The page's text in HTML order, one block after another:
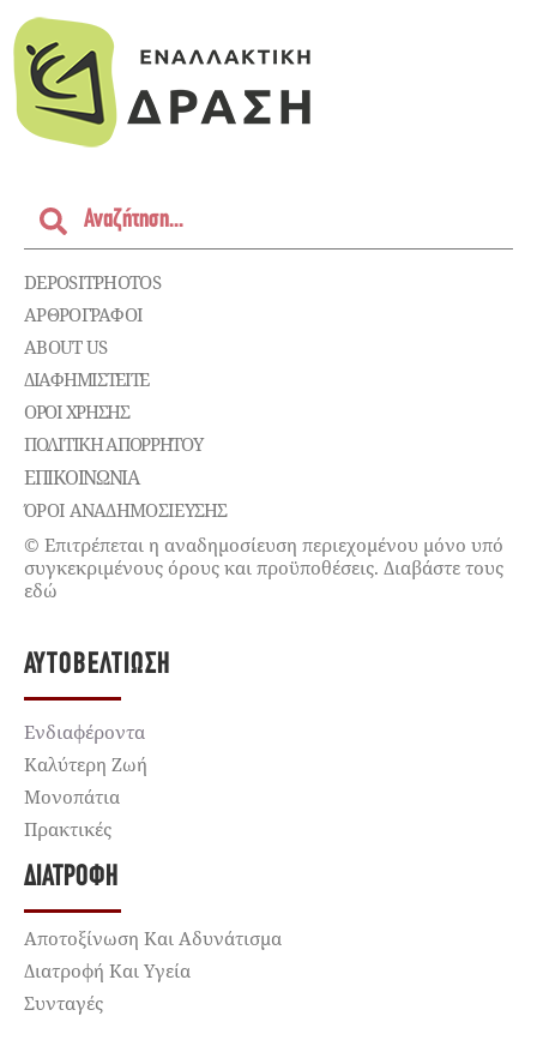
DEPOSITPHOTOS
ΑΡΘΡΟΓΡΑΦΟΙ
ABOUT US
ΔΙΑΦΗΜΙΣΤΕΊΤΕ
ΌΡΟΙ ΧΡΉΣΗΣ
ΠΟΛΙΤΙΚΉ ΑΠΟΡΡΉΤΟΥ
ΕΠΙΚΟΙΝΩΝΊΑ
ΌΡΟΙ ΑΝΑΔΗΜΟΣΙΕΥΣΗΣ
© Επιτρέπεται η αναδημοσίευση περιεχομένου μόνο υπό
συγκεκριμένους όρους και προϋποθέσεις. Διαβάστε τους
εδώ
ΑΥΤΟΒΕΛΤΊΩΣΗ
Ενδιαφέροντα
Καλύτερη Ζωή
Μονοπάτια
Πρακτικές
ΔΙΑΤΡΟΦΉ
Αποτοξίνωση Και Αδυνάτισμα
Διατροφή Και Υγεία
Συνταγές